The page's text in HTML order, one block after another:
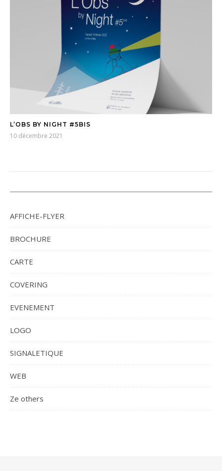
L’OBS BY NIGHT #5BIS
10 décembre 2021
AFFICHE-FLYER
BROCHURE
CARTE
COVERING
EVENEMENT
LOGO
SIGNALETIQUE
WEB
Ze others